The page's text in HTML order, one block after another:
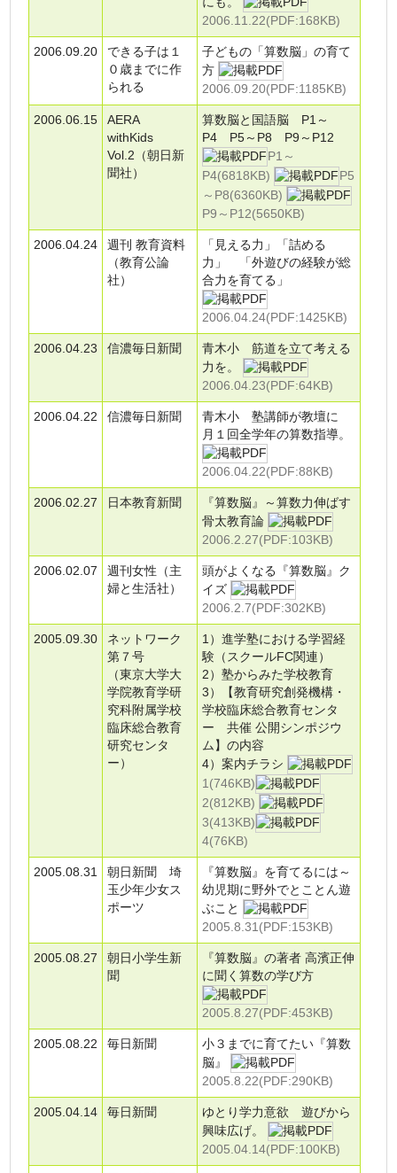
2006.11.22(PDF:168KB)
2006.09.20
できる子は１
０歳までに作
られる
子どもの「算数脳」の育て
方
2006.09.20(PDF:1185KB)
2006.06.15
AERA
withKids
Vol.2（朝日新
聞社）
算数脳と国語脳 P1～
P4 P5～P8 P9～P12
P1～
P4(6818KB)
P5
～P8(6360KB)
P9～P12(5650KB)
2006.04.24
週刊 教育資料
（教育公論
社）
「見える力」「詰める
力」 「外遊びの経験が総
合力を育てる」
2006.04.24(PDF:1425KB)
2006.04.23 信濃毎日新聞
青木小 筋道を立て考える
力を。
2006.04.23(PDF:64KB)
2006.04.22 信濃毎日新聞
青木小 塾講師が教壇に
月１回全学年の算数指導。
2006.04.22(PDF:88KB)
2006.02.27 日本教育新聞
『算数脳』～算数力伸ばす
骨太教育論
2006.2.27(PDF:103KB)
2006.02.07
週刊女性（主
婦と生活社）
頭がよくなる『算数脳』ク
イズ
2006.2.7(PDF:302KB)
2005.09.30
ネットワーク
第７号
（東京大学大
学院教育学研
究科附属学校
臨床総合教育
研究センタ
ー）
1）進学塾における学習経
験（スクールFC関連）
2）塾からみた学校教育
3）【教育研究創発機構・
学校臨床総合教育センタ
ー 共催 公開シンポジウ
ム】の内容
4）案内チラシ
1(746KB)
2(812KB)
3(413KB)
4(76KB)
2005.08.31
朝日新聞 埼
玉少年少女ス
ポーツ
『算数脳』を育てるには～
幼児期に野外でとことん遊
ぶこと
2005.8.31(PDF:153KB)
2005.08.27
朝日小学生新
聞
『算数脳』の著者 高濱正伸
に聞く算数の学び方
2005.8.27(PDF:453KB)
2005.08.22 毎日新聞
小３までに育てたい『算数
脳』
2005.8.22(PDF:290KB)
2005.04.14 毎日新聞
ゆとり学力意欲 遊びから
興味広げ。
2005.04.14(PDF:100KB)